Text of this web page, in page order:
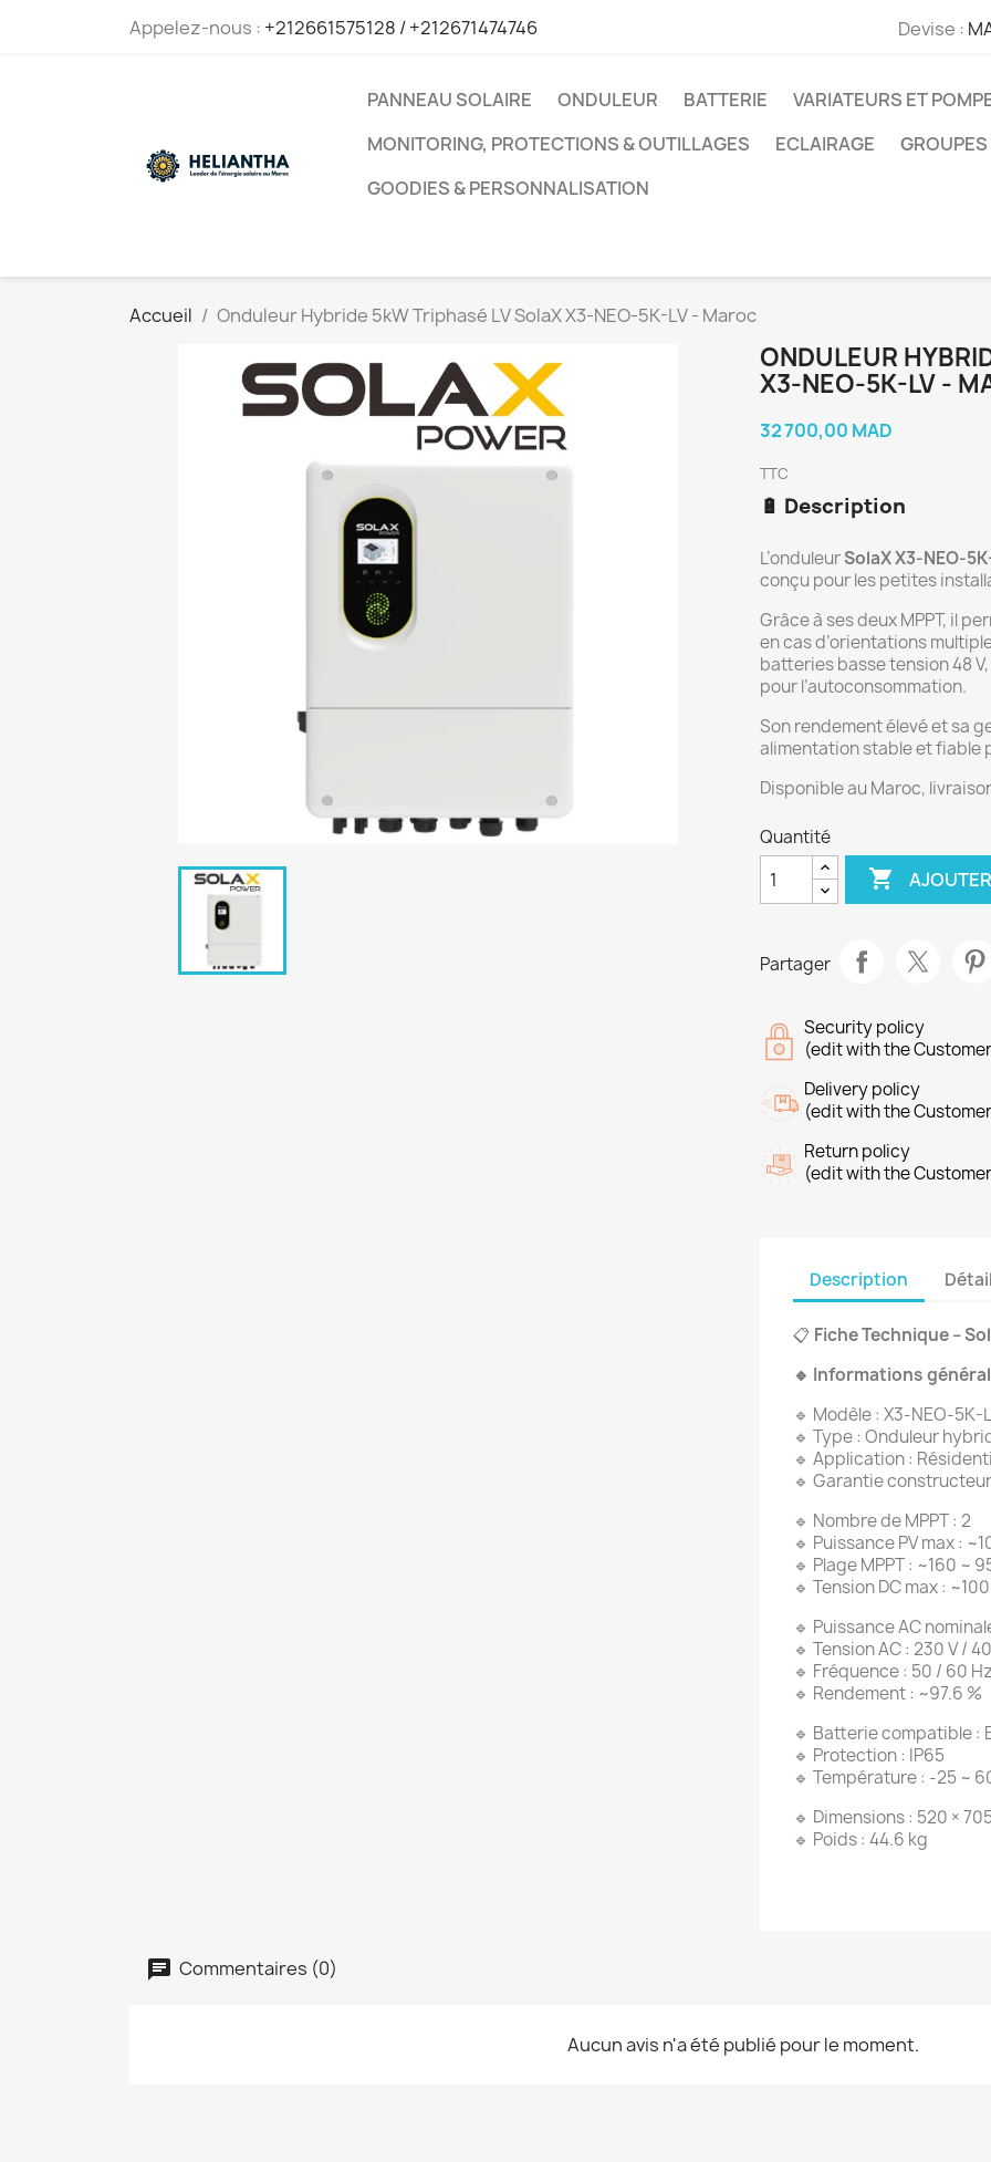
Appelez-nous : +212661575128 / +212671474746 Devise :
PANNEAU SOLAIRE ONDULEUR BATTERIE
VARIATEURS ET
MONITORING, PROTECTIONS & OUTILLAGES
ECLAIRAGE
GOODIES & PERSONNALISATION
Accueil Onduleur Hybride 5kW Triphasé LV SolaX X3-NEO-5K-LV - Maroc
ONDULEUR
X3-NEO-5K-LV -
32 700,00 MAD
TTC
🔋 Description
L’onduleurSolaX X3-NEO-
conçu pour les petites
Grâce à ses deux MPPT, il
en cas d’orientations
batteries basse tension 48
pour l’autoconsommation.
Son rendement élevé et sa
alimentation stable et
Disponible au Maroc,
Quantité

Partager
Security policy
(edit with the
Delivery policy
(edit with the
Return policy
(edit with the
Description
📋 Fiche Technique –
🔹 Informations
🔹 Modèle : X3-NEO-5K-
🔹 Type : Onduleur
🔹 Application :
🔹 Garantie
🔹 Nombre de MPPT : 2
🔹 Puissance PV max :
🔹 Plage MPPT : ~160 ~
🔹 Tension DC max :
🔹 Puissance AC
🔹 Tension AC : 230 V /
🔹 Fréquence : 50 / 60 Hz
🔹 Rendement : ~97.6 %
🔹 Batterie compatible :
🔹 Protection : IP65
🔹 Température : -25 ~
🔹 Dimensions : 520 ×
🔹 Poids : 44.6 kg
Commentaires (0)
Aucun avis n'a été publié pour le moment.